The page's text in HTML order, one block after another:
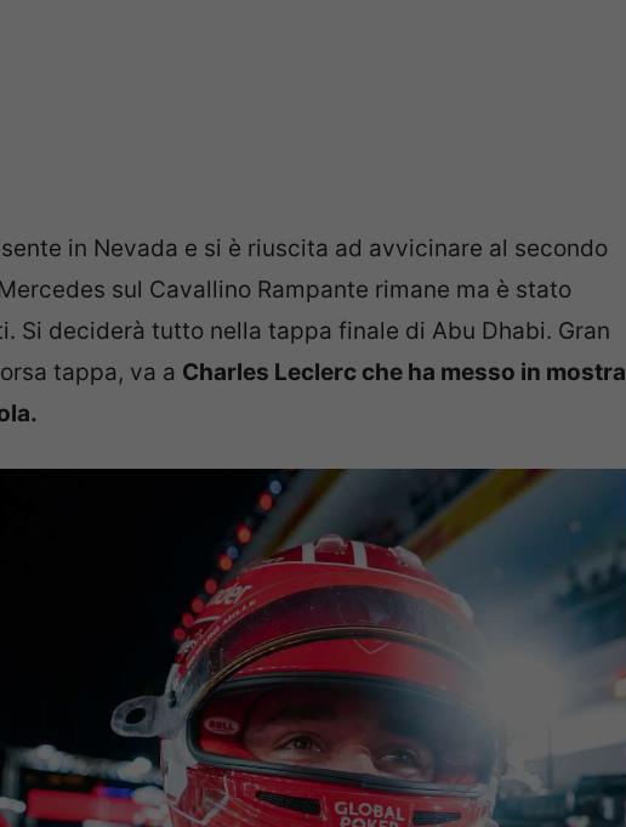
in Nevada e si è riuscita ad avvicinare al secondo
sul Cavallino Rampante rimane ma è stato
Si deciderà tutto nella tappa finale di Abu Dhabi. Gran
tappa, va a Charles Leclerc che ha messo in mostra